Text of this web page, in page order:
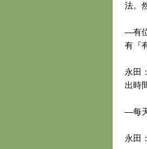
法。
―有
有『
永田
出時
―每
永田